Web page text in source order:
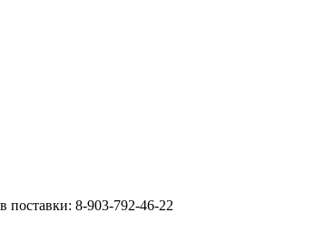
поставки: 8-903-792-46-22